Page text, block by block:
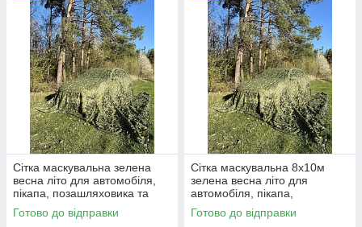
Сітка маскувальна зелена
весна літо для автомобіля,
пікапа, позашляховика та
техніки "Камуфляж №1"
Готово до відправки
Сітка маскувальна 8х10м
зелена весна літо для
автомобіля, пікапа,
позашляховика та техніки
"Камуфляж №1"
Готово до відправки